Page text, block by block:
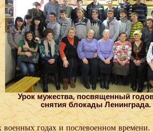
Урок мужества, посвященный
снятия блокады Ленинграда.
годах и послевоенном времени.